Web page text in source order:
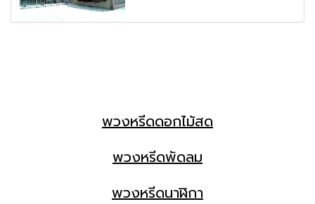
พวงหรีดดอกไม้สด
พวงหรีดพัดลม
พวงหรีดนาฬิกา